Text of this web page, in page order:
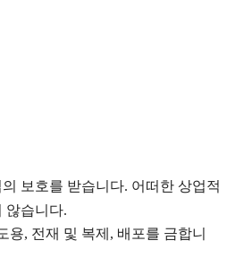
보호를 받습니다. 어떠한 상업적
않습니다.
, 전재 및 복제, 배포를 금합니